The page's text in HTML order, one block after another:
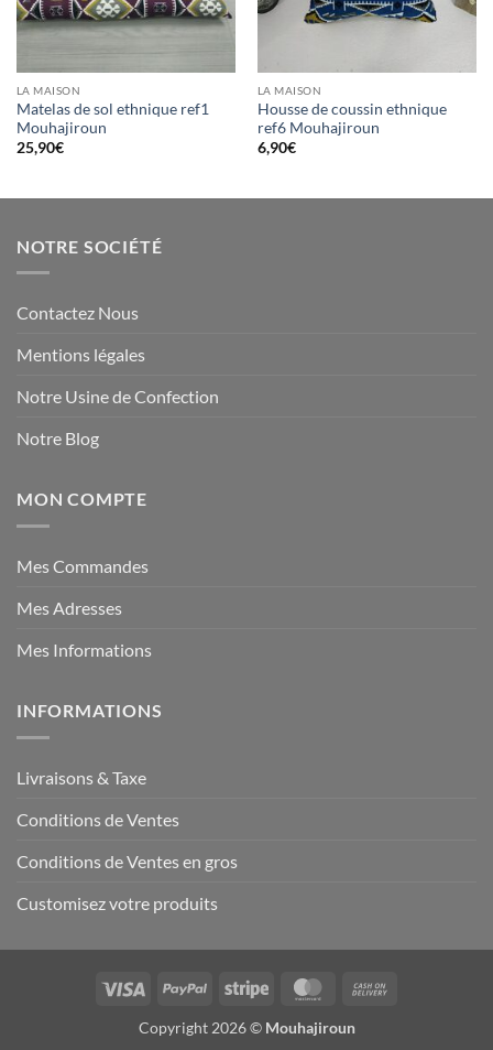
LA MAISON
Matelas de sol ethnique ref1
Mouhajiroun
25,90€
LA MAISON
Housse de coussin ethnique
ref6 Mouhajiroun
6,90€
NOTRE SOCIÉTÉ
Contactez Nous
Mentions légales
Notre Usine de Confection
Notre Blog
MON COMPTE
Mes Commandes
Mes Adresses
Mes Informations
INFORMATIONS
Livraisons & Taxe
Conditions de Ventes
Conditions de Ventes en gros
Customisez votre produits
Visa PayPal Stripe MasterCard
Copyright 2026 © Mouhajiroun